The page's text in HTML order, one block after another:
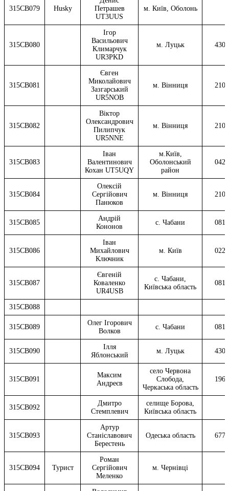
315CB079 Husky
Петрашев
UT3UUS
м. Київ, Оболонь
315CB080
Ігор
Васильович
Климарчук
UR3PKD
м. Луцьк
315CB081
Євген
Миколайович
Зазгарський
UR5NOB
м. Вінниця
315CB082
Віктор
Олександрович
Пилипчук
UR5NNE
м. Вінниця
315CB083
Іван
Валентинович
Кохан UT5UQY
м.Київ,
Оболонський
район
315CB084
Олексій
Сергійович
Панюков
м. Вінниця
315CB085
Андрій
Кононов
с. Чабани
315CB086
Іван
Михайлович
Ключник
м. Київ
315CB087
Євгеній
Коваленко
UR4USB
с. Чабани,
Київська область
315CB088
315CB089
Олег Ігорович
Волков
с. Чабани
315CB090
Ілля
Яблонський
м. Луцьк
315CB091
Максим
Андреєв
село Червона
Слобода,
Черкаська область
315CB092
Дмитро
Стемплевич
селище Борова,
Київська область
315CB093
Артур
Станіславович
Берестень
Одеська область
315CB094 Турист
Роман
Сергійович
Меленко
м. Чернівці